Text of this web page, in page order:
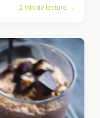
2 min de lecture →